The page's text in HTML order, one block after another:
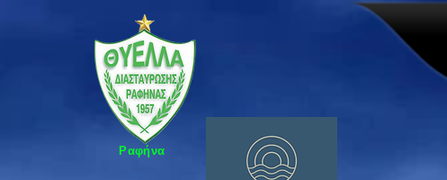
Ραφήνα